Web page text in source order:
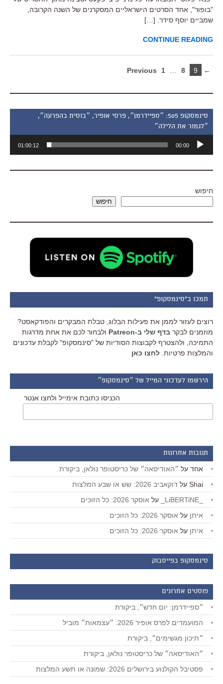
"בופור", אחד הסרטים הישראליים המסקרנים של השנה הקרובה,
שמביים יוסף סידר. […]
CONTINUE READING
← Previous
1 8 9
סינמסקופ 505: ״ספיידרמן״, פרסי אופיר, ״בוסית בהפרעה״,
״לגמור את הלילה״
אודיו
00:00
01:00:12
חיפוש
חיפוש
תמכו ב"סינמסקופ"
רוצים לעזור לממן את פעילות הבלוג, טבלת המבקרים והפודקאסט?
מוזמנים לבקר בדף שלי ב-Patreon
ולבחור לכם את אחת מדרגות
התמיכה, ולהצטרף לקבוצות הסודיות של "סינמסקופ" לקבלת עדכונים
והמלצות פרטיות. לחצו כאן
הירשמו לעדכוני המייל של ״סינמסקופ״
הכניסו כתובת אימייל ולחצו אנטר
תגובות אחרונות
אחד על ״האודיסאה״ של כריסטופר נולאן, ביקורת
Shai על דוקאביב 2026: שש או שבע המלצות
על אוסקר 2026: כל הזוכים
איתן על אוסקר 2026: כל הזוכים
איתן על אוסקר 2026: כל הזוכים
סינמסקופ בפייסבוק
פוסטים אחרונים
״ספיידרמן: יום חדש״, ביקורת
המועמדים לפרס אופיר 2026: ״עצמאות״ מוביל
״תיכון מגשימים״, ביקורת
״האודיסאה״ של כריסטופר נולאן, ביקורת
פסטיבל הקולנוע בירושלים 2026: שמונה או תשע המלצות